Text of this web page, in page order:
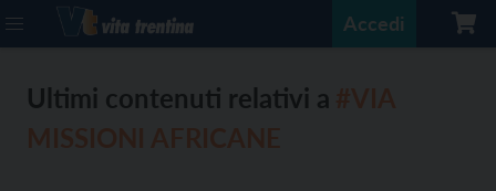
Accedi
Ultimi contenuti relativi a